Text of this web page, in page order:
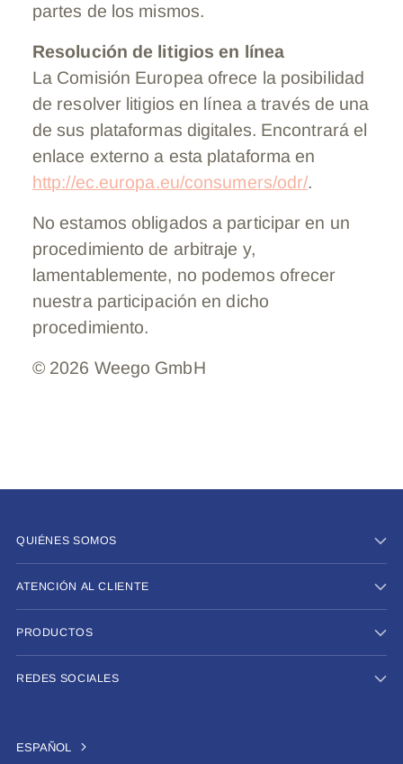
partes de los mismos.
Resolución de litigios en línea
La Comisión Europea ofrece la posibilidad
de resolver litigios en línea a través de una
de sus plataformas digitales. Encontrará el
enlace externo a esta plataforma en
http://ec.europa.eu/consumers/odr/.
No estamos obligados a participar en un
procedimiento de arbitraje y,
lamentablemente, no podemos ofrecer
nuestra participación en dicho
procedimiento.
© 2026 Weego GmbH
QUIÉNES SOMOS
ATENCIÓN AL CLIENTE
PRODUCTOS
REDES SOCIALES
ESPAÑOL